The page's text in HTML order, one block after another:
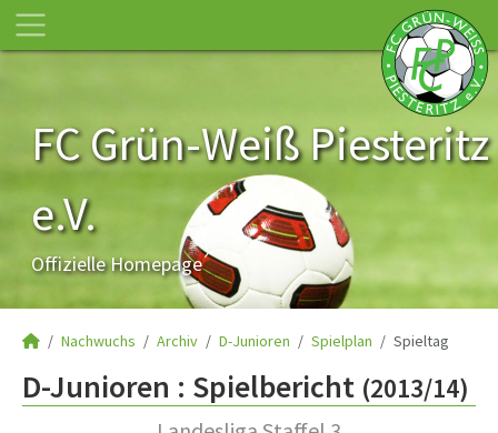
FC Grün-Weiß Piesteritz
e.V.
Offizielle Homepage
Nachwuchs Archiv D-Junioren Spielplan Spieltag
D-Junioren : Spielbericht (2013/14)